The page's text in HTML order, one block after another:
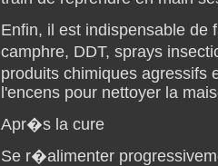
Enfin, il est indispensable
camphre, DDT, sprays
produits chimiques
l'encens pour nettoyer la
Apr�s la cure
Se r�alimenter